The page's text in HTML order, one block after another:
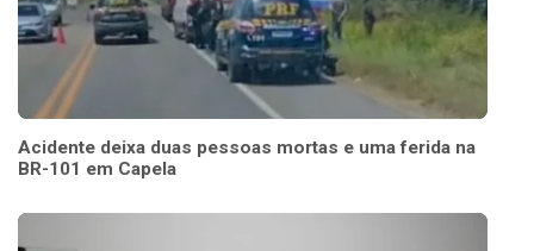
Acidente deixa duas pessoas mortas e uma ferida na
BR-101 em Capela